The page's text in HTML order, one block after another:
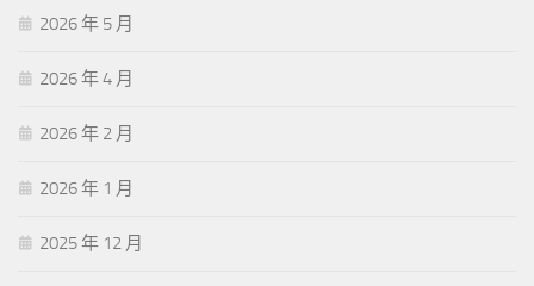
2026 年 5 月
2026 年 4 月
2026 年 2 月
2026 年 1 月
2025 年 12 月